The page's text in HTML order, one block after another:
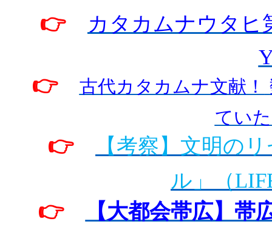
👉
カタカムナウタヒ
👉
古代カタカムナ文献！
ていた
👉
【考察】文明の
ル」（
👉
【大都会帯広】